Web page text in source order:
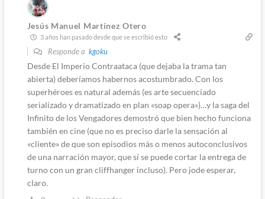
Jesús Manuel Martínez Otero
3 años han pasado desde que se escribió esto
Responde a kgoku
Desde El Imperio Contraataca (que dejaba la trama tan
abierta) deberíamos habernos acostumbrado. Con los
superhéroes es natural además (es arte secuenciado
serializado y dramatizado en plan «soap opera»)…y la saga del
Infinito de los Vengadores demostró que bien hecho funciona
también en cine (que no es preciso darle la sensación al
«cliente» de que son episodios más o menos autoconclusivos
de una narración mayor, que sí se puede cortar la entrega de
turno con un gran cliffhanger incluso). Pero jode esperar,
claro.